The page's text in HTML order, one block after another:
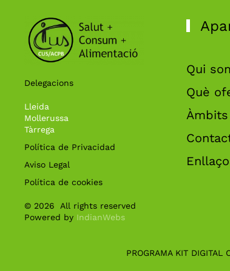
Delegacions
Lleida
Mollerussa
Tàrrega
Política de Privacidad
Aviso Legal
Política de cookies
© 2026 All rights reserved
Powered by IndianWebs
Qui
Què
PROGRAMA KIT DIGITAL